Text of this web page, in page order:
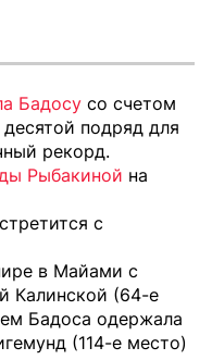
Бадосу со счетом
подряд для
рекорд.
Рыбакиной на
с
в Майами с
Калинской (64-е
Бадоса одержала
(114-е место)